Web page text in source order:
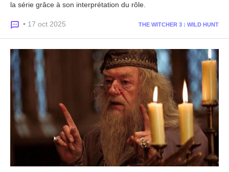
la série grâce à son interprétation du rôle.
• 17 oct 2025 THE WITCHER 3 : WILD HUNT